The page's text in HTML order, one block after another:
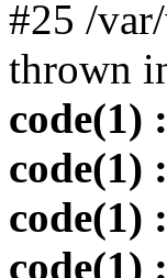
#25 /
thrown
code(1)
code(1)
code(1)
code(1)